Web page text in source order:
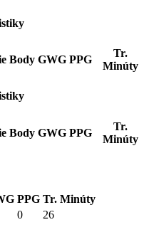
Body GWG PPG
Tr.
Minúty
Body GWG PPG
Tr.
Minúty
PPG Tr. Minúty
0 26